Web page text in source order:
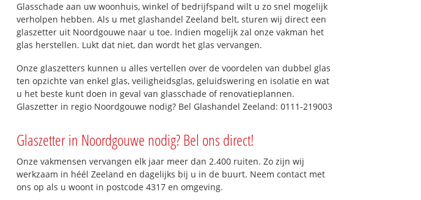
Glasschade aan uw woonhuis, winkel of bedrijfspand wilt u zo snel mogelijk
verholpen hebben. Als u met glashandel Zeeland belt, sturen wij direct een
glaszetter uit Noordgouwe naar u toe. Indien mogelijk zal onze vakman het
glas herstellen. Lukt dat niet, dan wordt het glas vervangen.
Onze glaszetters kunnen u alles vertellen over de voordelen van dubbel glas
ten opzichte van enkel glas, veiligheidsglas, geluidswering en isolatie en wat
u het beste kunt doen in geval van glasschade of renovatieplannen.
Glaszetter in regio Noordgouwe nodig? Bel Glashandel Zeeland: 0111-219003
Glaszetter in Noordgouwe nodig? Bel ons direct!
Onze vakmensen vervangen elk jaar meer dan 2.400 ruiten. Zo zijn wij
werkzaam in héél Zeeland en dagelijks bij u in de buurt. Neem contact met
ons op als u woont in postcode 4317 en omgeving.